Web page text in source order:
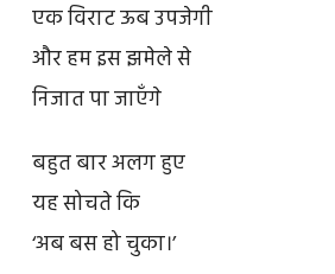
एक विराट ऊब उपजेगी
और हम इस झमेले से
निजात पा जाएँगे
बहुत बार अलग हुए
यह सोचते कि
‘अब बस हो चुका।’